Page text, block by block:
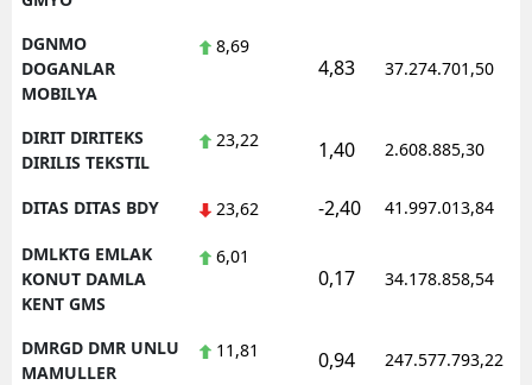
DGNMO
DOGANLAR
MOBILYA
8,69
4,83 37.274.701,50
DIRIT DIRITEKS
DIRILIS TEKSTIL
23,22 1,40 2.608.885,30
DITAS DITAS BDY 23,62 -2,40 41.997.013,84
DMLKTG EMLAK
KONUT DAMLA
KENT GMS
6,01
0,17 34.178.858,54
DMRGD DMR UNLU
MAMULLER
11,81 0,94 247.577.793,22